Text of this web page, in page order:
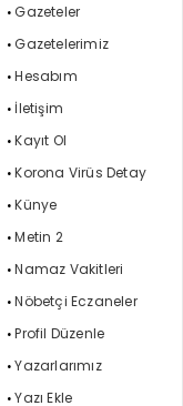
Gazeteler
Gazetelerimiz
Hesabım
İletişim
Kayıt Ol
Korona Virüs Detay
Künye
Metin 2
Namaz Vakitleri
Nöbetçi Eczaneler
Profil Düzenle
Yazarlarımız
Yazı Ekle